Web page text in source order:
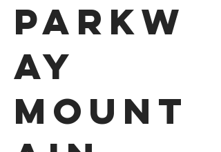
Parkw
ay
Mount